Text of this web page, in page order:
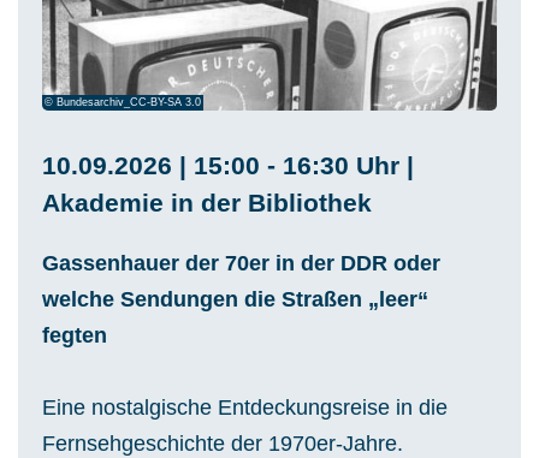
© Bundesarchiv_CC-BY-SA 3.0
10.09.2026 | 15:00 - 16:30 Uhr |
Akademie in der Bibliothek
Gassenhauer der 70er in der DDR oder
welche Sendungen die Straßen „leer“
fegten
Eine nostalgische Entdeckungsreise in die
Fernsehgeschichte der 1970er-Jahre.